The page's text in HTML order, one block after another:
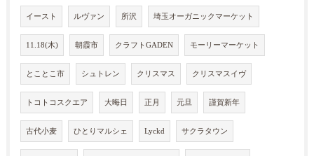
イースト ルヴァン 所沢 埼玉オーガニックマーケット
11.18(木) 朝霞市 クラフトGADEN モーリーマーケット
とことこ市 シュトレン クリスマス クリスマスイヴ
トコトコスクエア 大晦日 正月 元旦 謹賀新年
古代小麦 ひとりマルシェ Lyckd サクラタウン